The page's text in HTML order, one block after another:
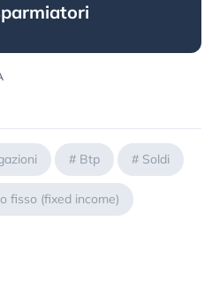
# Btp # Soldi
fisso (fixed income)